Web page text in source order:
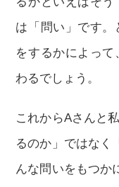
は「問い」です
をするかによっ
わるでしょう。
これからAさんと
るのか」ではなく
んな問いをもつか